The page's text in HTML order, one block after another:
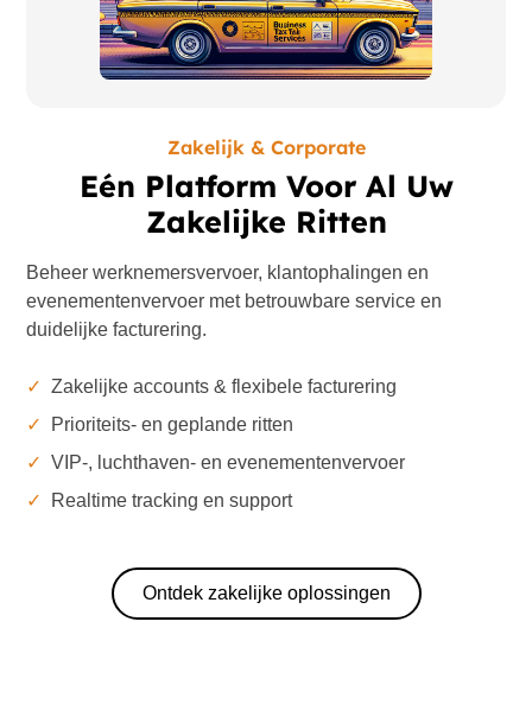
Zakelijk & Corporate
Eén Platform Voor Al Uw
Zakelijke Ritten
Beheer werknemersvervoer, klantophalingen en
evenementenvervoer met betrouwbare service en
duidelijke facturering.
✓
Zakelijke accounts & flexibele facturering
✓
Prioriteits- en geplande ritten
✓
VIP-, luchthaven- en evenementenvervoer
✓
Realtime tracking en support
Ontdek zakelijke oplossingen